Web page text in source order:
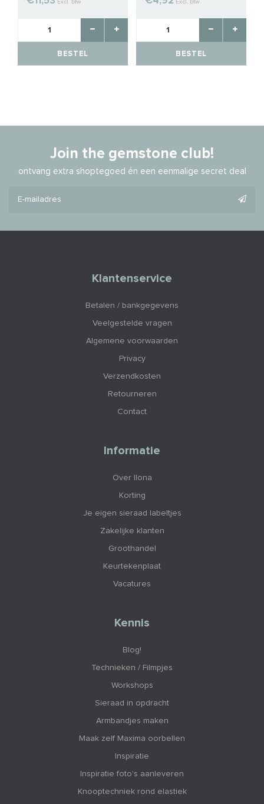
Excl. btw
BESTEL
Excl. btw
BESTEL
Join the gemstone club!
ontvang extra shoptegoed én een eenmalige secret deal
Klantenservice
Betalen / bankgegevens
Veelgestelde vragen
Algemene voorwaarden
Privacy
Verzendkosten
Retourneren
Contact
Informatie
Over Ilona
Korting
Je eigen sieraad labeltjes
Zakelijke klanten
Groothandel
Keurtekenplaat
Vacatures
Kennis
Blog!
Technieken / Filmpjes
Workshops
Sieraad in opdracht
Armbandjes maken
Maak zelf Maxima oorbellen
Inspiratie
Inspiratie foto's aanleveren
Knooptechniek rond elastiek